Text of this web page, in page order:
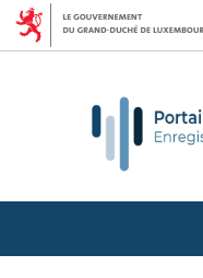
Aller
la
Aller
au
contenu